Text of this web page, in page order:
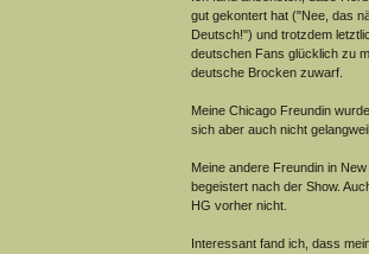
gut gekontert hat ("Nee, das
Deutsch!") und trotzdem
deutschen Fans glücklich zu
deutsche Brocken zuwarf.
Meine Chicago Freundin
sich aber auch nicht
Meine andere Freundin in
begeistert nach der Show.
HG vorher nicht.
Interessant fand ich, dass